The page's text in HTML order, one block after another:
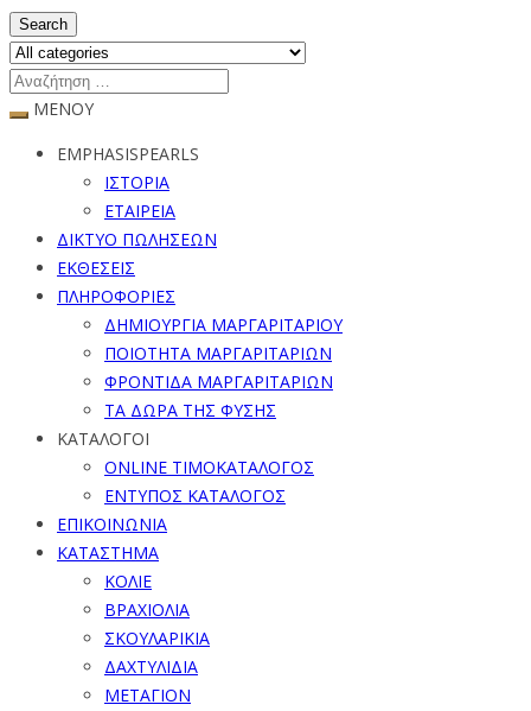
Search
ΜΕΝΟΥ
EMPHASISPEARLS
ΙΣΤΟΡΙΑ
ΕΤΑΙΡΕΙΑ
ΔΙΚΤΥΟ ΠΩΛΗΣΕΩΝ
ΕΚΘΕΣΕΙΣ
ΠΛΗΡΟΦΟΡΙΕΣ
ΔΗΜΙΟΥΡΓΙΑ ΜΑΡΓΑΡΙΤΑΡΙΟΥ
ΠΟΙΟΤΗΤΑ ΜΑΡΓΑΡΙΤΑΡΙΩΝ
ΦΡΟΝΤΙΔΑ ΜΑΡΓΑΡΙΤΑΡΙΩΝ
ΤΑ ΔΩΡΑ ΤΗΣ ΦΥΣΗΣ
ΚΑΤΑΛΟΓΟΙ
ONLINE ΤΙΜΟΚΑΤΑΛΟΓΟΣ
ΕΝΤΥΠΟΣ ΚΑΤΑΛΟΓΟΣ
ΕΠΙΚΟΙΝΩΝΙΑ
ΚΑΤΑΣΤΗΜΑ
ΚΟΛΙΕ
ΒΡΑΧΙΟΛΙΑ
ΣΚΟΥΛΑΡΙΚΙΑ
ΔΑΧΤΥΛΙΔΙΑ
ΜΕΤΑΓΙΟΝ